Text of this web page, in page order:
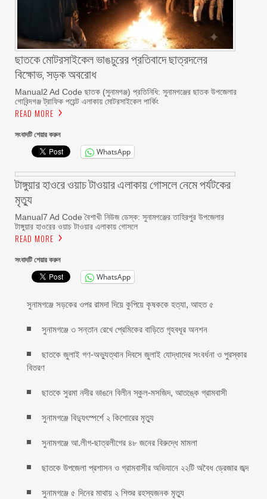
ছাতকে মোটরসাইকেল ভাঙচুরের প্রতিবাদে ছাত্রদলের
বিক্ষোভ, সড়ক অবরোধ
Manual2 Ad Code ছাতক (সুনামগঞ্জ) প্রতিনিধি: সুনামগঞ্জের ছাতক উপজেলার
গোবিন্দগঞ্জ ট্রাফিক পয়েন্ট এলাকায় মোটরসাইকেল পার্কিং
READ MORE
সংবাদটি শেয়ার করুন
WhatsApp
টাঙ্গুয়ার হাওরে ওয়াচ টাওয়ার এলাকায় গোসলে নেমে পর্যটকের
মৃত্যু
Manual7 Ad Code বৈশাখী নিউজ ডেস্ক: সুনামগঞ্জের তাহিরপুর উপজেলার
টাঙ্গুয়ার হাওরের ওয়াচ টাওয়ার এলাকায় গোসলে
READ MORE
সংবাদটি শেয়ার করুন
WhatsApp
সুনামগঞ্জে সড়কের ওপর রামদা দিয়ে কুপিয়ে কৃষককে হত্যা, আহত ৫
সুনামগঞ্জে ৩ সন্তান রেখে প্রেমিকের বাড়িতে গৃহবধূর অনশন
ছাতকে জুলাই গণ-অভ্যুত্থান দিবসে জুলাই যোদ্ধাদের সংবর্ধনা ও পুরস্কার
বিতরণ
ছাতকে সুরমা নদীর ভাঙনে বিলীন স্কুল-মসজিদ, আতঙ্কে গ্রামবাসী
সুনামগঞ্জে বিদ্যুৎস্পর্শে ২ কিশোরের মৃত্যু
সুনামগঞ্জে আ.লীগ-ছাত্রলীগের ৪৮ জনের বিরুদ্ধে মামলা
ছাতকে উপজেলা প্রশাসন ও গ্রামবাসীর অভিযানে ২২টি অবৈধ ড্রেজার জব্দ
সুনামগঞ্জে ৫ দিনের মাথায় ২ শিশুর রহস্যজনক মৃত্যু